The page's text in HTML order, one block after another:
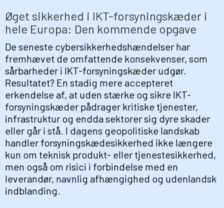
Øget sikkerhed i IKT-forsyningskæder i
hele Europa: Den kommende opgave
De seneste cybersikkerhedshændelser har
fremhævet de omfattende konsekvenser, som
sårbarheder i IKT-forsyningskæder udgør.
Resultatet? En stadig mere accepteret
erkendelse af, at uden stærke og sikre IKT-
forsyningskæder pådrager kritiske tjenester,
infrastruktur og endda sektorer sig dyre skader
eller går i stå. I dagens geopolitiske landskab
handler forsyningskædesikkerhed ikke længere
kun om teknisk produkt- eller tjenestesikkerhed,
men også om risici i forbindelse med en
leverandør, navnlig afhængighed og udenlandsk
indblanding.